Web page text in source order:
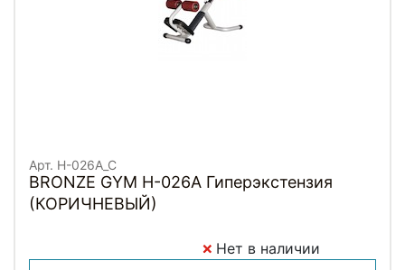
Арт. H-026A_C
BRONZE GYM H-026A Гиперэкстензия
(КОРИЧНЕВЫЙ)
Нет в наличии